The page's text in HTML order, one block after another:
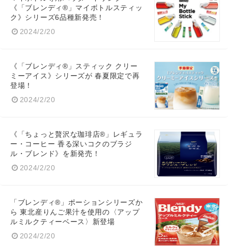
《「ブレンディ®」マイボトルスティッ
ク》シリーズ6品種新発売！
2024/2/20
《「ブレンディ®」スティック クリー
ミーアイス》シリーズが 春夏限定で再
登場！
2024/2/20
《「ちょっと贅沢な珈琲店®」レギュラ
ー・コーヒー 香る深いコクのブラジ
ル・ブレンド》を新発売！
2024/2/20
「ブレンディ®」ポーションシリーズか
ら 東北産りんご果汁を使用の〈アップ
ルミルクティーベース〉新登場
2024/2/20